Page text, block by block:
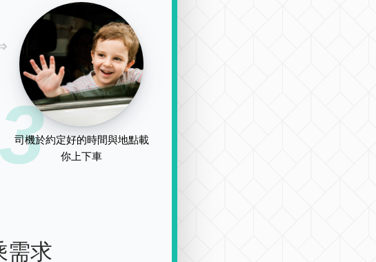
3
司機於約定好的時間與地點載
你上下車
需求